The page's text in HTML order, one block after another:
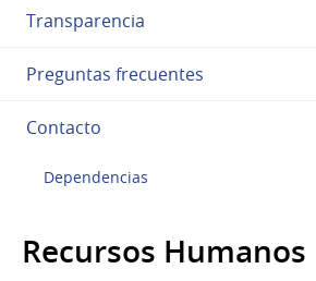
Transparencia
Preguntas frecuentes
Contacto
Dependencias
Recursos Humanos